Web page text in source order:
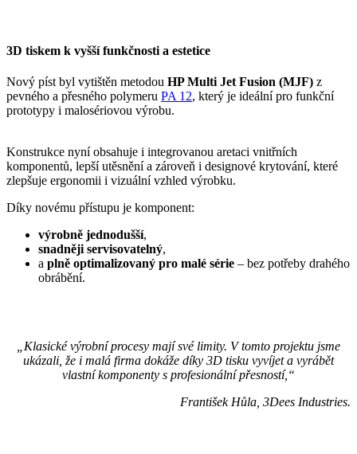
3D tiskem k vyšší funkčnosti a estetice
Nový píst byl vytištěn metodou HP Multi Jet Fusion (MJF) z
pevného a přesného polymeru PA 12, který je ideální pro funkční
prototypy i malosériovou výrobu.
Konstrukce nyní obsahuje i integrovanou aretaci vnitřních
komponentů, lepší utěsnění a zároveň i designové krytování, které
zlepšuje ergonomii i vizuální vzhled výrobku.
Díky novému přístupu je komponent:
výrobně jednodušší,
snadněji servisovatelný,
a plně optimalizovaný pro malé série – bez potřeby drahého
obrábění.
„Klasické výrobní procesy mají své limity. V tomto projektu jsme
ukázali, že i malá firma dokáže díky 3D tisku vyvíjet a vyrábět
vlastní komponenty s profesionální přesností,“
František Hůla, 3Dees Industries.